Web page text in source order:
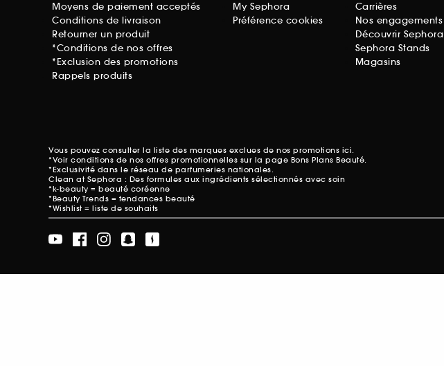
Moyens de paiement acceptés
Conditions de livraison
Retourner un produit
*Conditions de nos offres
*Exclusion des promotions
Rappels produits
My Sephora
Préférence cookies
Carrières
Nos engagements
Découvrir Sephora
Sephora Stands
Magasins
Vous pouvez consulter la liste des marques exclues de nos promotions ici.
*Voir conditions de nos offres promotionnelles sur la page Bons Plans Beauté.
*Exclusivité dans le réseau de parfumeries nationales.
Clean at Sephora : Des formules aux ingrédients sélectionnés avec soin
*k-beauty = beauté coréenne
*Beauty Trends = tendances beauté
*Wishlist = liste de souhaits